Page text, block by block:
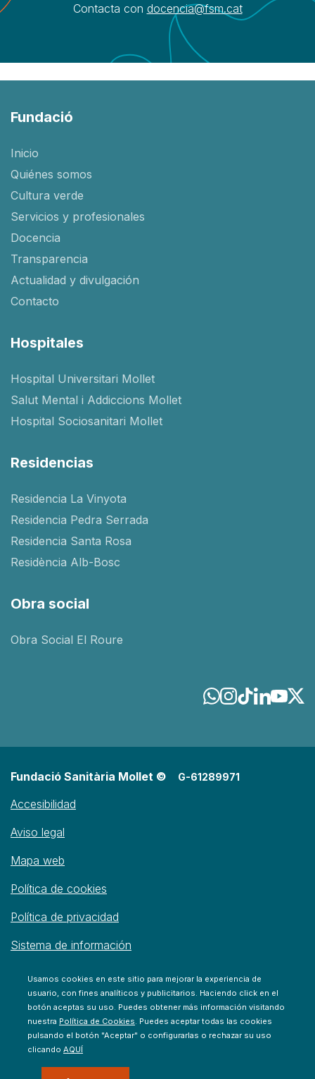
Contacta con docencia@fsm.cat​
Fundació
Inicio
Quiénes somos
Cultura verde
Servicios y profesionales
Docencia
Transparencia
Actualidad y divulgación
Contacto
Hospitales
Hospital Universitari Mollet
Salut Mental i Addiccions Mollet
Hospital Sociosanitari Mollet
Residencias
Residencia La Vinyota
Residencia Pedra Serrada
Residencia Santa Rosa
Residència Alb-Bosc
Obra social
Obra Social El Roure
Fundació Sanitària Mollet © G-61289971
Accesibilidad
Aviso legal
Mapa web
Política de cookies
Política de privacidad
Sistema de información
Usamos cookies en este sitio para mejorar la experiencia de
usuario, con fines analíticos y publicitarios. Haciendo click en el
botón aceptas su uso. Puedes obtener más información visitando
nuestra Política de Cookies. Puedes aceptar todas las cookies
pulsando el botón "Aceptar" o configurarlas o rechazar su uso
clicando AQUÍ